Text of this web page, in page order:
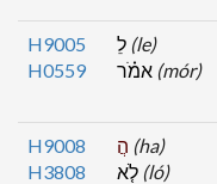
H9005
H0559
(le)
(mór)
H9008
H3808
(ha)
(ló)